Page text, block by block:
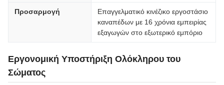
Προσαρμογή
Επαγγελματικό κινέζικο εργοστάσιο
καναπέδων με 16 χρόνια εμπειρίας
εξαγωγών στο εξωτερικό εμπόριο
Εργονομική Υποστήριξη Ολόκληρου του
Σώματος